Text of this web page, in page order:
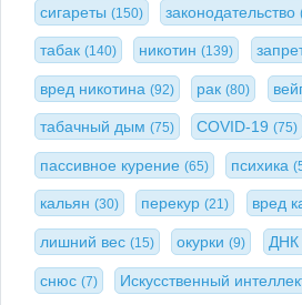
сигареты (150) законодательство
табак (140) никотин(139)
вред никотина (92) рак(80)
табачный дым (75) COVID-19(75)
пассивное курение (65) психика
кальян (30) перекур(21) вред
лишний вес (15) окурки(9) ДНК
снюс (7) Искусственный